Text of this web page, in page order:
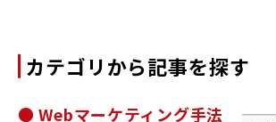
カテゴリから記事を探す
● Webマーケティング手法